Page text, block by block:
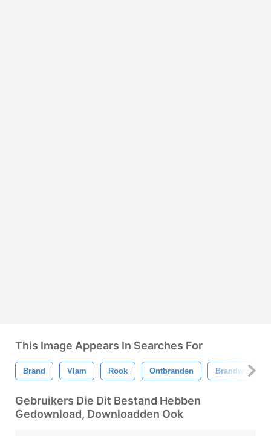
This Image Appears In Searches For
Brand Vlam Rook Ontbranden Brandwond
Gebruikers Die Dit Bestand Hebben
Gedownload, Downloadden Ook